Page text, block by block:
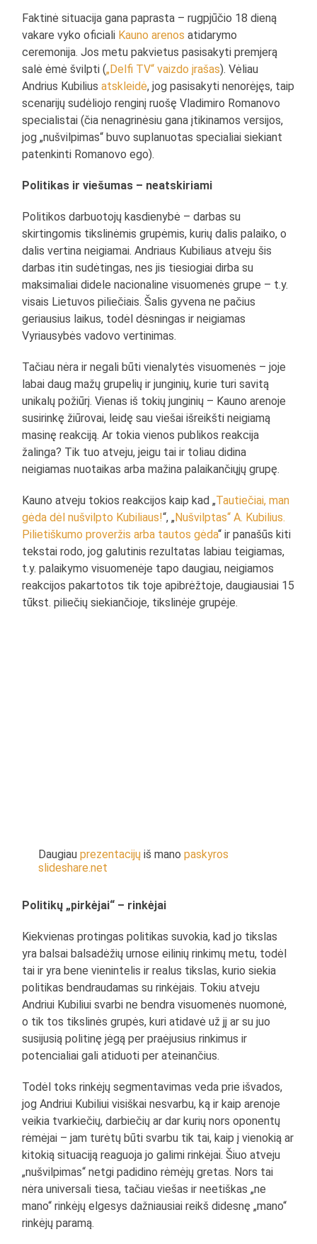
Faktinė situacija gana paprasta – rugpjūčio 18 dieną
vakare vyko oficiali Kauno arenos atidarymo
ceremonija. Jos metu pakvietus pasisakyti premjerą
salė ėmė švilpti („Delfi TV“ vaizdo įrašas). Vėliau
Andrius Kubiliusatskleidė, jog pasisakyti nenorėjęs, taip
scenarijų sudėliojo renginį ruošę Vladimiro Romanovo
specialistai (čia nenagrinėsiu gana įtikinamos versijos,
jog „nušvilpimas“ buvo suplanuotas specialiai siekiant
patenkinti Romanovo ego).
Politikas ir viešumas – neatskiriami
Politikos darbuotojų kasdienybė – darbas su
skirtingomis tikslinėmis grupėmis, kurių dalis palaiko, o
dalis vertina neigiamai. Andriaus Kubiliaus atveju šis
darbas itin sudėtingas, nes jis tiesiogiai dirba su
maksimaliai didele nacionaline visuomenės grupe – t.y.
visais Lietuvos piliečiais. Šalis gyvena ne pačius
geriausius laikus, todėl dėsningas ir neigiamas
Vyriausybės vadovo vertinimas.
Tačiau nėra ir negali būti vienalytės visuomenės – joje
labai daug mažų grupelių ir junginių, kurie turi savitą
unikalų požiūrį. Vienas iš tokių junginių – Kauno arenoje
susirinkę žiūrovai, leidę sau viešai išreikšti neigiamą
masinę reakciją. Ar tokia vienos publikos reakcija
žalinga? Tik tuo atveju, jeigu tai ir toliau didina
neigiamas nuotaikas arba mažina palaikančiųjų grupę.
Kauno atveju tokios reakcijos kaip kad „Tautiečiai, man
gėda dėl nušvilpto Kubiliaus!“, „Nušvilptas“ A. Kubilius.
Pilietiškumo proveržis arba tautos gėda“ ir panašūs kiti
tekstai rodo, jog galutinis rezultatas labiau teigiamas,
t.y. palaikymo visuomenėje tapo daugiau, neigiamos
reakcijos pakartotos tik toje apibrėžtoje, daugiausiai 15
tūkst. piliečių siekiančioje, tikslinėje grupėje.
Daugiau prezentacijųiš mano paskyros
slideshare.net
Politikų „pirkėjai“ – rinkėjai
Kiekvienas protingas politikas suvokia, kad jo tikslas
yra balsai balsadėžių urnose eilinių rinkimų metu, todėl
tai ir yra bene vienintelis ir realus tikslas, kurio siekia
politikas bendraudamas su rinkėjais. Tokiu atveju
Andriui Kubiliui svarbi ne bendra visuomenės nuomonė,
o tik tos tikslinės grupės, kuri atidavė už jį ar su juo
susijusią politinę jėgą per praėjusius rinkimus ir
potencialiai gali atiduoti per ateinančius.
Todėl toks rinkėjų segmentavimas veda prie išvados,
jog Andriui Kubiliui visiškai nesvarbu, ką ir kaip arenoje
veikia tvarkiečių, darbiečių ar dar kurių nors oponentų
rėmėjai – jam turėtų būti svarbu tik tai, kaip į vienokią ar
kitokią situaciją reaguoja jo galimi rinkėjai. Šiuo atveju
„nušvilpimas“ netgi padidino rėmėjų gretas. Nors tai
nėra universali tiesa, tačiau viešas ir neetiškas „ne
mano“ rinkėjų elgesys dažniausiai reikš didesnę „mano“
rinkėjų paramą.